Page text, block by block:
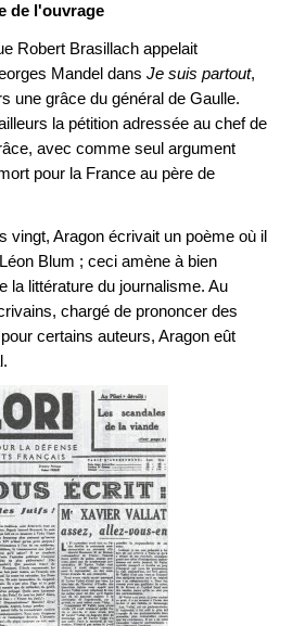
de l'ouvrage
Robert Brasillach appelait
Mandel dans Je suis partout,
une grâce du général de Gaulle.
la pétition adressée au chef de
avec comme seul argument
pour la France au père de
vingt, Aragon écrivait un poème où il
Blum ; ceci amène à bien
la littérature du journalisme. Au
chargé de prononcer des
certains auteurs, Aragon eût